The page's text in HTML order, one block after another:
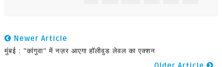
Newer Article
मुंबई : "कांगुवा" में नज़र आएगा हॉलीवुड लेवल का एक्शन